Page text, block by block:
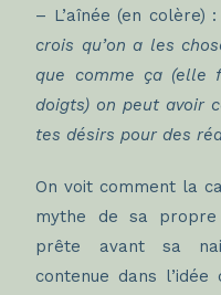
– L’aînée (en colère) :
crois qu’on a les
que comme ça (elle
doigts) on peut avoir
tes désirs pour des
On voit comment la
mythe de sa propre
prête avant sa
contenue dans